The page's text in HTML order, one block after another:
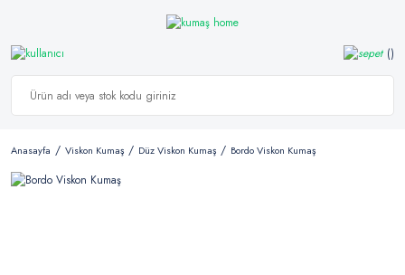
Anasayfa Viskon Kumaş Düz Viskon Kumaş Bordo Viskon Kumaş